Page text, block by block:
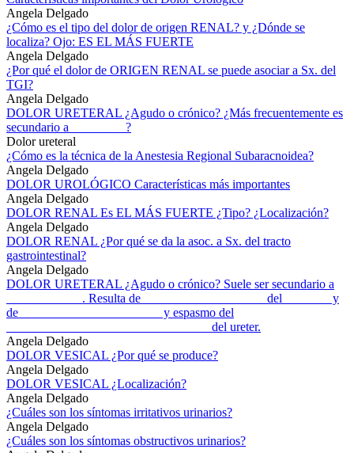
Angela Delgado
¿Cómo es el tipo del dolor de origen RENAL? y ¿Dónde se
localiza? Ojo: ES EL MÁS FUERTE
Angela Delgado
¿Por qué el dolor de ORIGEN RENAL se puede asociar a Sx. del
TGI?
Angela Delgado
DOLOR URETERAL ¿Agudo o crónico? ¿Más frecuentemente es
secundario a_________?
Dolor ureteral
¿Cómo es la técnica de la Anestesia Regional Subaracnoidea?
Angela Delgado
DOLOR UROLÓGICO Características más importantes
Angela Delgado
DOLOR RENAL Es EL MÁS FUERTE ¿Tipo? ¿Localización?
Angela Delgado
DOLOR RENAL ¿Por qué se da la asoc. a Sx. del tracto
gastrointestinal?
Angela Delgado
DOLOR URETERAL ¿Agudo o crónico? Suele ser secundario a
____________. Resulta de ___________________ del _______ y
de ______________________ y espasmo del
________________________________ del ureter.
Angela Delgado
DOLOR VESICAL ¿Por qué se produce?
Angela Delgado
DOLOR VESICAL ¿Localización?
Angela Delgado
¿Cuáles son los síntomas irritativos urinarios?
Angela Delgado
¿Cuáles son los síntomas obstructivos urinarios?